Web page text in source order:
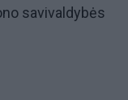
savivaldybės